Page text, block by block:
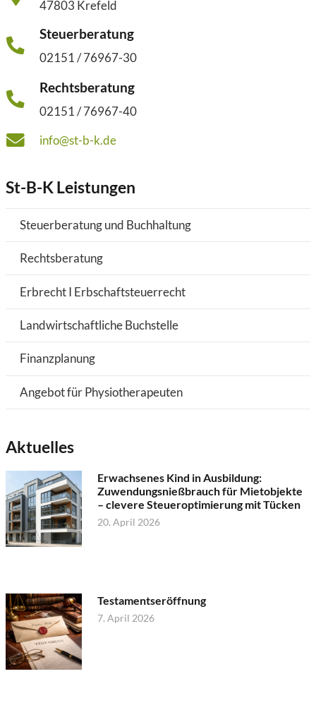
47803 Krefeld
Steuerberatung
02151 / 76967-30
Rechtsberatung
02151 / 76967-40
info@st-b-k.de
St-B-K Leistungen
Steuerberatung und Buchhaltung
Rechtsberatung
Erbrecht I Erbschaftsteuerrecht
Landwirtschaftliche Buchstelle
Finanzplanung
Angebot für Physiotherapeuten
Aktuelles
Erwachsenes Kind in Ausbildung:
Zuwendungsnießbrauch für Mietobjekte
– clevere Steueroptimierung mit Tücken
20. April 2026
Testamentseröffnung
7. April 2026